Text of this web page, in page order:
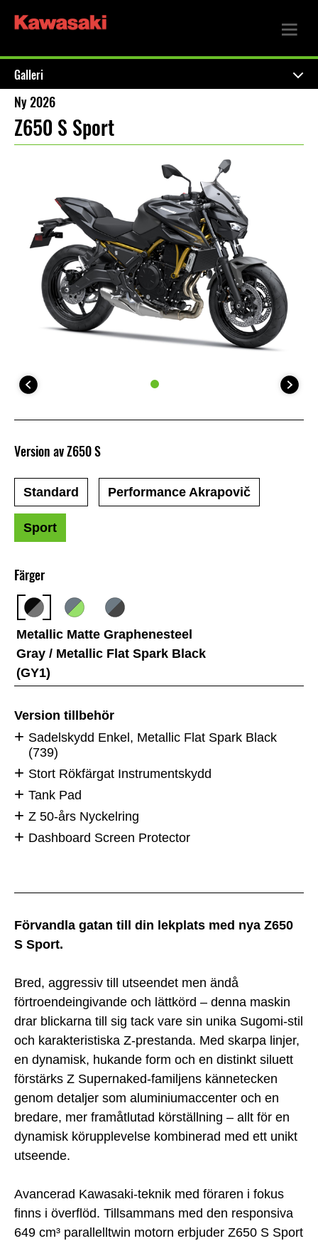
Galleri
Ny 2026
Z650 S Sport
Förvandla gatan till din lekplats med nya Z650
S Sport.
Bred, aggressiv till utseendet men ändå
förtroendeingivande och lättkörd – denna maskin
drar blickarna till sig tack vare sin unika Sugomi-stil
och karakteristiska Z-prestanda. Med skarpa linjer,
en dynamisk, hukande form och en distinkt siluett
förstärks Z Supernaked-familjens kännetecken
genom detaljer som aluminiumaccenter och en
bredare, mer framåtlutad körställning – allt för en
dynamisk körupplevelse kombinerad med ett unikt
utseende.
Avancerad Kawasaki-teknik med föraren i fokus
finns i överflöd. Tillsammans med den responsiva
649 cm³ parallelltwin motorn erbjuder Z650 S Sport
Färger
Metallic Matte Graphenesteel
Gray / Metallic Flat Spark Black
(GY1)
Version av Z650 S
Standard Performance Akrapovič
Sport
Version tillbehör
Sadelskydd Enkel, Metallic Flat Spark Black
(739)
Stort Rökfärgat Instrumentskydd
Tank Pad
Z 50-års Nyckelring
Dashboard Screen Protector